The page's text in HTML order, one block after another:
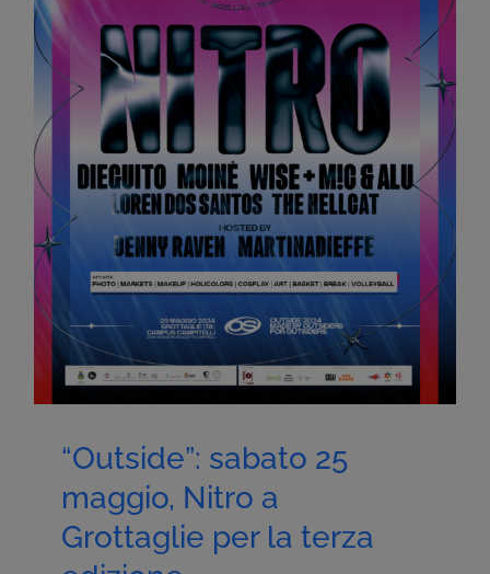
“Outside”: sabato 25
maggio, Nitro a
Grottaglie per la terza